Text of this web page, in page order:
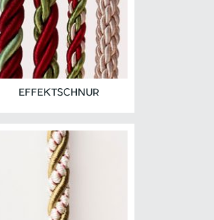
EFFEKTSCHNUR